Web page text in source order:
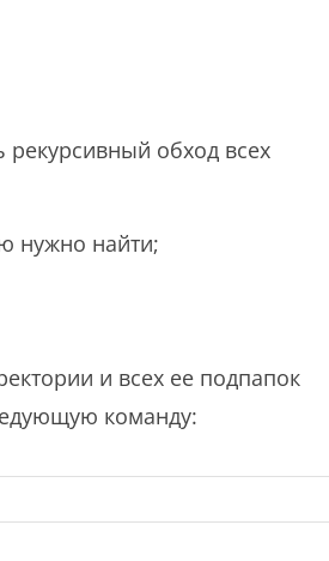
обход всех
нужно найти;
и всех ее подпапок
команду: